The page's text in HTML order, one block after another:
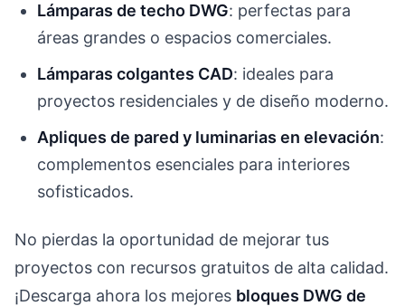
Lámparas de techo DWG: perfectas para
áreas grandes o espacios comerciales.
Lámparas colgantes CAD: ideales para
proyectos residenciales y de diseño moderno.
Apliques de pared y luminarias en elevación:
complementos esenciales para interiores
sofisticados.
No pierdas la oportunidad de mejorar tus
proyectos con recursos gratuitos de alta calidad.
¡Descarga ahora los mejores bloques DWG de